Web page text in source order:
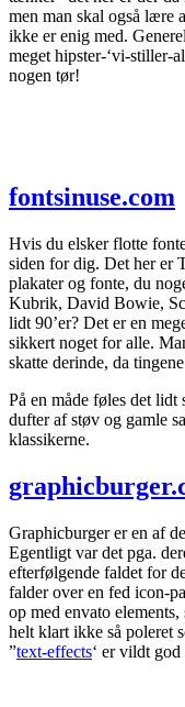
men man skal også lære
ikke er enig med.
meget hipster-‘vi-stiller-
nogen tør!
fontsinuse.com
Hvis du elsker flotte
siden for dig. Det her er
plakater og fonte, du
Kubrik, David Bowie,
lidt 90’er? Det er en
sikkert noget for alle.
skatte derinde, da
På en måde føles det
dufter af støv og gamle
klassikerne.
Graphicburger er en af
Egentligt var det pga.
efterfølgende faldet for
falder over en fed icon-
op med envato
helt klart ikke så poleret
”text-effects‘ er vildt